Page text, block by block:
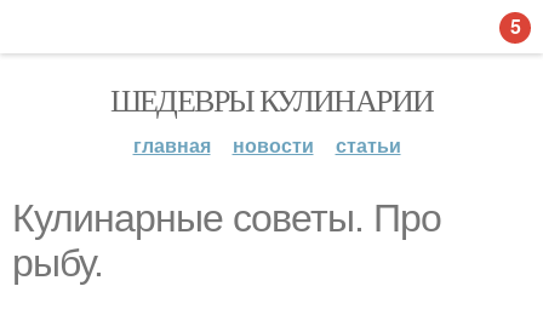
ШЕДЕВРЫ КУЛИНАРИИ
главная новости статьи
Кулинарные советы. Про
рыбу.
5